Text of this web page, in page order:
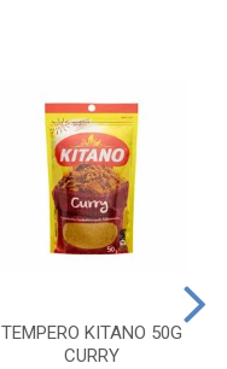
TEMPERO KITANO 50G
CURRY